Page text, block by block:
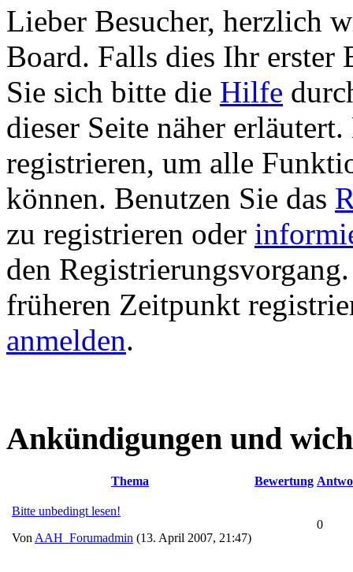
Lieber Besucher, herzlich
Board. Falls dies Ihr erster
Sie sich bitte die Hilfe
dieser Seite näher
registrieren, um alle
können. Benutzen Sie das
zu registrieren oder
den
früheren Zeitpunkt
anmelden.
Ankündigungen und
Thema Bewertung
Bitte unbedingt lesen!
Von AAH_Forumadmin (13. April 2007, 21:47)
0